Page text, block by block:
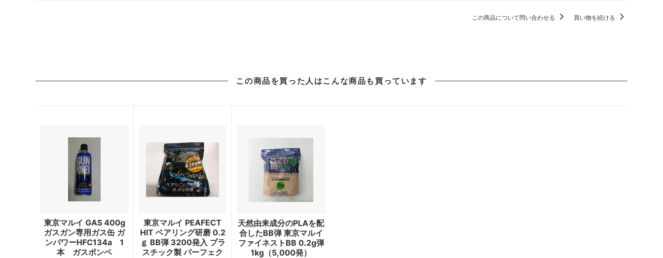
この商品について問い合わせる 買い物を続ける
この商品を買った人はこんな商品も買っています
東京マルイ GAS 400g
ガスガン専用ガス缶 ガ
ンパワーHFC134a 1
本 ガスボンベ
東京マルイ PEAFECT
HIT ベアリング研磨 0.2
ｇ BB弾 3200発入 プラ
スチック製 パーフェク
天然由来成分のPLAを配
合したBB弾 東京マルイ
ファイネストBB 0.2g弾
1kg（5,000発）